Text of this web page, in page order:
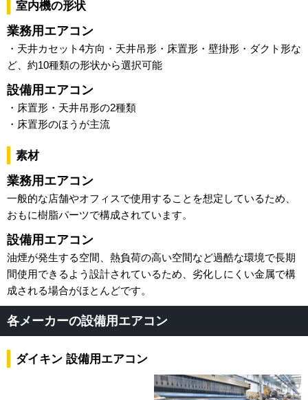
室内機の形状
業務用エアコン
・天井カセット4方向・天井吊形・床置形・壁掛形・ダクト形な
ど、約10種類の形状から選択可能
設備用エアコン
・床置形・天井吊形の2種類
・床置形のほうが主流
素材
業務用エアコン
一般的な店舗やオフィスで使用することを想定しているため、
おもに樹脂パーツで構成されています。
設備用エアコン
油煙が発生する空間、熱負荷の高い空間など過酷な環境で長期
間使用できるよう設計されているため、劣化しにくい金属で構
成される場合がほとんどです。
各メーカーの設備用エアコン
ダイキン 設備用エアコン